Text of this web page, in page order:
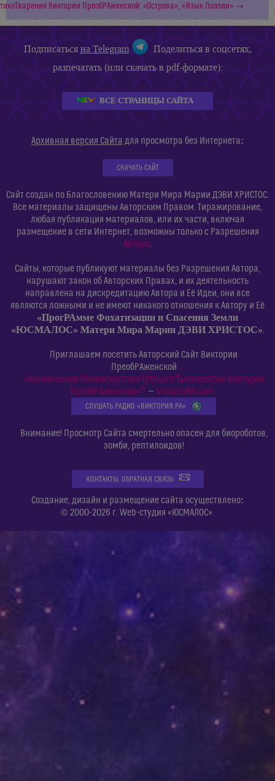
Виктории ПреобРАженской: «Острова», «Язык Поэзии» →
Подписатьсяна Telegram
Поделиться в соцсетях,
разпечатать (или скачать в pdf-формате):
ВСЕ СТРАНИЦЫ САЙТА
Архивная версия Сайта для просмотра без Интернета:
СКАЧАТЬ САЙТ
Сайт создан по Благословению Матери Мира Марии ДЭВИ ХРИСТОС.
Все материалы защищены Авторским Правом. Тиражирование,
любая публикация материалов, или их части, включая
размещение в сети Интернет, возможны только с Разрешения
Автора.
Сайты, которые публикуют материалы без Разрешения Автора,
нарушают закон об Авторских Правах, и их деятельность
направлена на дискредитацию Автора и Её Идеи, они все
являются ложными и не имеют никакого отношения к Автору и Её
«ПрогРАмме Фохатизации и Спасения Земли
«ЮСМАЛОС» Матери Мира Марии ДЭВИ ХРИСТОС».
Приглашаем посетить Авторский Сайт Виктории
ПреобРАженской
«Космическое Полиискусство Третьего Тысячелетия Виктории
ПреобРАженской»©— VictoriaRA.com
СЛУШАТЬ РАДИО «ВИКТОРИЯ РА»
Внимание! Просмотр Сайта смертельно опасен для биороботов,
зомби, рептилоидов!
КОНТАКТЫ. ОБРАТНАЯ СВЯЗЬ
Создание, дизайн и размещение сайта осуществлено:
© 2000-2026 г. Web-студия «ЮСМАЛОС».